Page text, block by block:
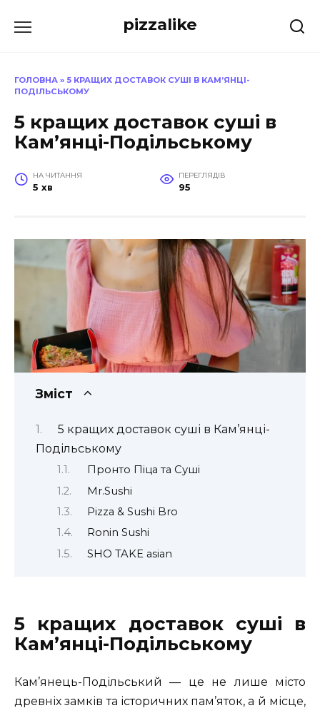
до
pizzalike
ГОЛОВНА » 5 КРАЩИХ ДОСТАВОК СУШІ В КАМ’ЯНЦІ-
ПОДІЛЬСЬКОМУ
5 кращих доставок суші в
Кам’янці-Подільському
НА ЧИТАННЯ
5 хв
ПЕРЕГЛЯДІВ
95
Зміст
5 кращих доставок суші в Кам’янці-
Подільському
Пронто Піца та Суші
Mr.Sushi
Pizza & Sushi Bro
Ronin Sushi
SHO TAKE asian
5 кращих доставок суші в
Кам’янці-Подільському
Кам’янець-Подільський — це не лише місто
древніх замків та історичних пам’яток, а й місце,